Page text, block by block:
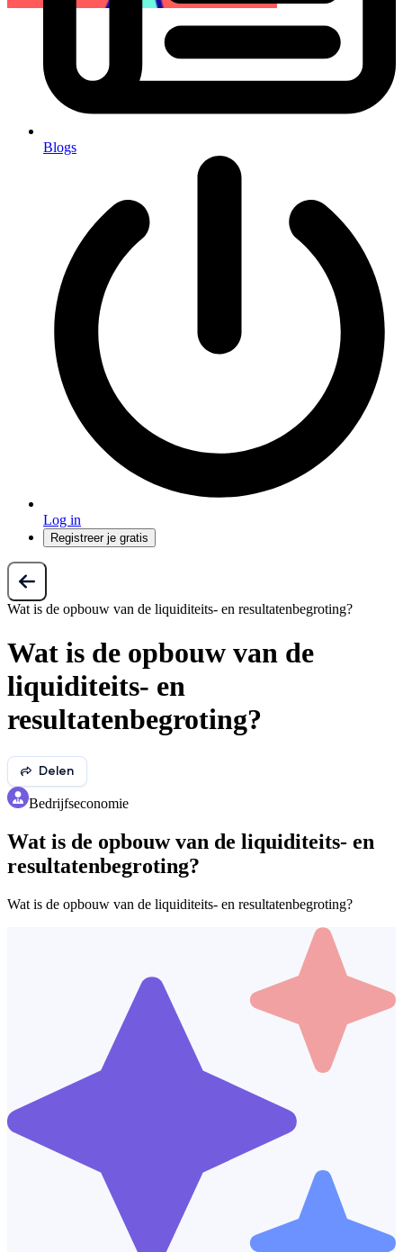
Blogs
Log in
Registreer je gratis
Wat is de opbouw van de liquiditeits- en resultatenbegroting?
Wat is de opbouw van de
liquiditeits- en
resultatenbegroting?
Delen
Bedrijfseconomie
Wat is de opbouw van de liquiditeits- en
resultatenbegroting?
Wat is de opbouw van de liquiditeits- en resultatenbegroting?